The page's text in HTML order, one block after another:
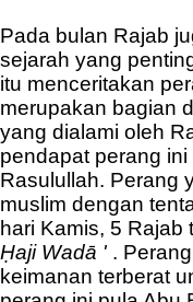
Pada bulan Rajab
sejarah yang
itu menceritakan
merupakan bagian
yang dialami oleh
pendapat perang
Rasulullah. Perang
muslim dengan
hari Kamis, 5
Ḥaji Wadā ' .
keimanan terberat